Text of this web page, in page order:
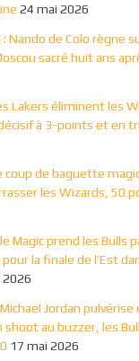
24 mai 2026
Nando de Colo règne
sacré huit ans
Lakers éliminent les
à 3-points et en
coup de baguette
les Wizards, 50
Magic prend les Bulls
la finale de l’Est
2026
Jordan pulvérise
shoot au buzzer, les
17 mai 2026